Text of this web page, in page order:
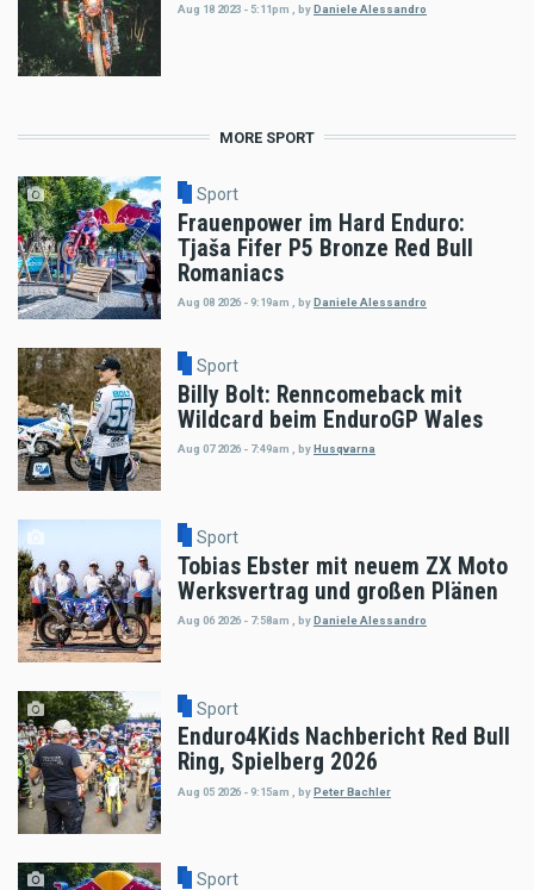
Aug 18 2023 - 5:11pm byDaniele Alessandro
MORE SPORT
Sport
Frauenpower im Hard Enduro:
Tjaša Fifer P5 Bronze Red Bull
Romaniacs
Aug 08 2026 - 9:19am , byDaniele Alessandro
Sport
Billy Bolt: Renncomeback mit
Wildcard beim EnduroGP Wales
Aug 07 2026 - 7:49am byHusqvarna
Sport
Tobias Ebster mit neuem ZX Moto
Werksvertrag und großen Plänen
Aug 06 2026 - 7:58am byDaniele Alessandro
Sport
Enduro4Kids Nachbericht Red Bull
Ring, Spielberg 2026
Aug 05 2026 - 9:15am byPeter Bachler
Sport